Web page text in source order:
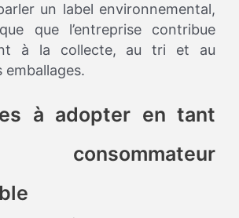
un label environnemental,
que l’entreprise contribue
à la collecte, au tri et au
emballages.
à adopter en tant